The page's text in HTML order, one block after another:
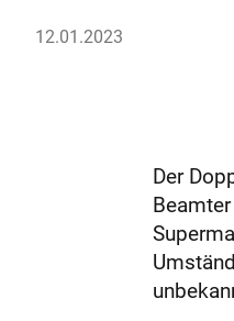
12.01.2023
Der